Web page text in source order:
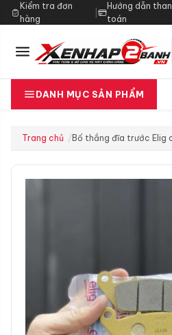
Kiểm tra đơn
hàng
|
Hướng dẫn
toán
DANH MỤC SẢN PHẨM
Trang chủ Bố thắng đĩa trước Elig